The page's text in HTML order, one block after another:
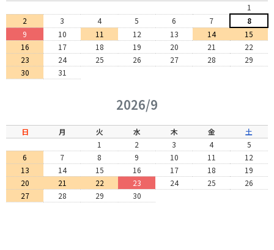
1
2
3 4 5 6 7
8
9
10 11 12 13 14
15
16
17 18 19 20 21
22
23
24 25 26 27 28
29
30
31
2026/9
日 月 火 水 木 金
土
1
2 3 4
5
6
7 8 9 10 11
12
13
14 15 16 17 18
19
20
21 22 23 24 25
26
27
28 29 30